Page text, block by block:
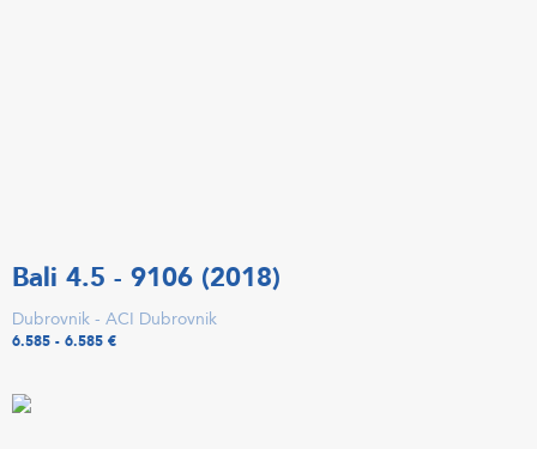
Bali 4.5 - 9106 (2018)
Dubrovnik - ACI Dubrovnik
6.585 - 6.585 €